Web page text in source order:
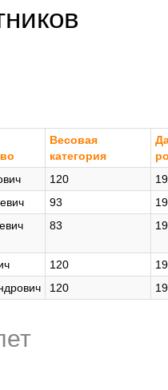
Весовая
категория
120
93
83
120
120